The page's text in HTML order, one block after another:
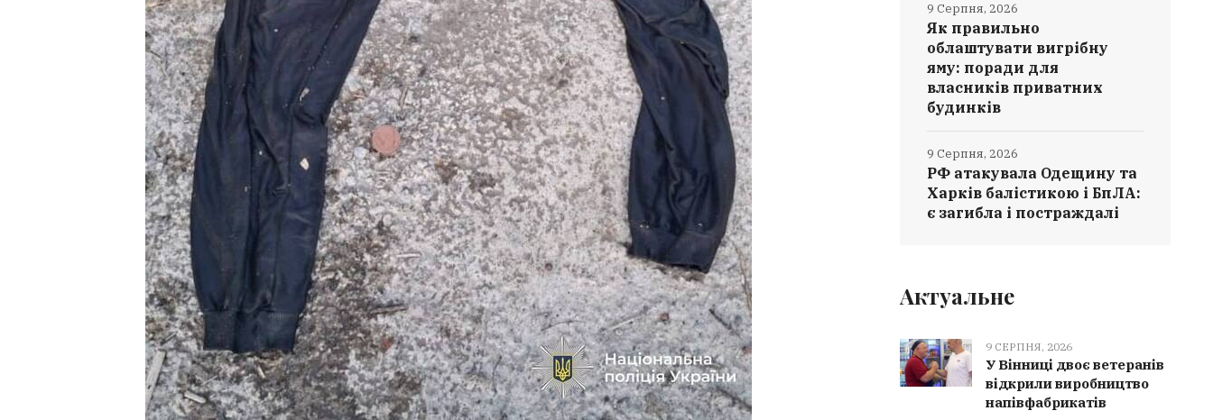
Як правильно
облаштувати вигрібну
яму: поради для
власників приватних
будинків
9 Серпня, 2026
РФ атакувала Одещину та
Харків балістикою і БпЛА:
є загибла і постраждалі
9 Серпня, 2026
Актуальне
9 СЕРПНЯ, 2026
У Вінниці двоє ветеранів
відкрили виробництво
напівфабрикатів